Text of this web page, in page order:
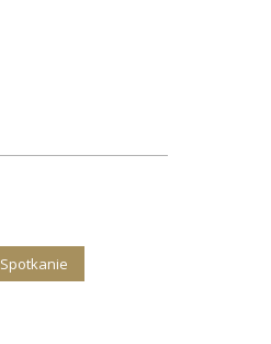
Spotkanie